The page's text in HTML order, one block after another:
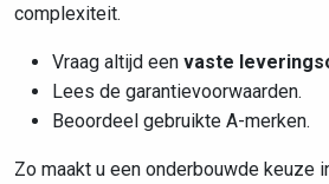
complexiteit.
Vraag altijd een vaste
Lees de garantievoorwaarden.
Beoordeel gebruikte A-merken.
Zo maakt u een onderbouwde keuze